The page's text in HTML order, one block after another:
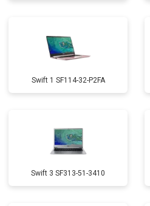
Swift 1 SF114-32-P2FA
Swift 3 SF313-51-3410